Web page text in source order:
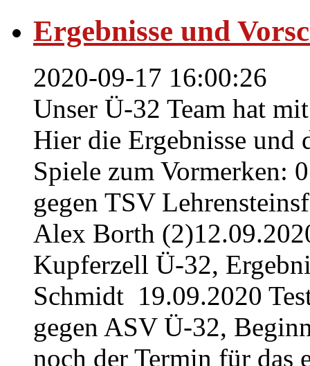
Ergebnisse und
2020-09-17 16:00:26
Unser Ü-32 Team hat
Hier die Ergebnisse und
Spiele zum Vormerken:
gegen TSV
Alex Borth
Kupferzell Ü-32,
Schmidt 19.09.2020
gegen ASV Ü-32,
noch der Termin für das